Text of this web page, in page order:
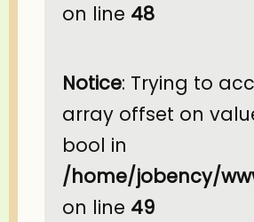
on line 48
Notice: Trying to
array offset on
bool in
/home/jobency/
on line 49